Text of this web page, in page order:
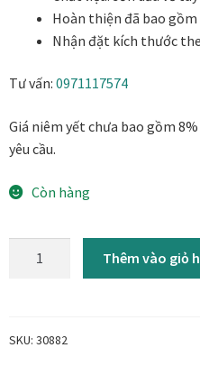
Danh Lam Collection
Kim Mã – Tranh sơn mài dát
Liên Hoa – Tranh hoa sen
Saigon In Monochrome
Hoàn thiện đã bao
Nhận đặt kích thước
Tư vấn: 0971117574
Giá niêm yết chưa bao gồm
yêu cầu.
Còn hàng
sơn
Thêm vào giỏ
SKU: 30882